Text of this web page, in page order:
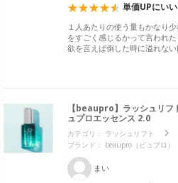
単価UPにいい
１人あたりの使う量もかなり
をすごく感じるかって言われ
欲を言えば倒した時に溢れな
【beaupro】ラッシュリフ
ュプロエッセンス 2.0
カテゴリ： ラッシュリフト
ブランド： beaupro（ビュプロ）
まい